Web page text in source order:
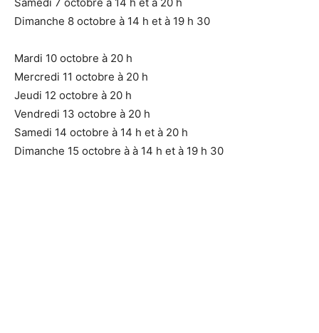
Dimanche 8 octobre à 14 h et à 19 h 30
Mardi 10 octobre à 20 h
Mercredi 11 octobre à 20 h
Jeudi 12 octobre à 20 h
Vendredi 13 octobre à 20 h
Samedi 14 octobre à 14 h et à 20 h
Dimanche 15 octobre à à 14 h et à 19 h 30